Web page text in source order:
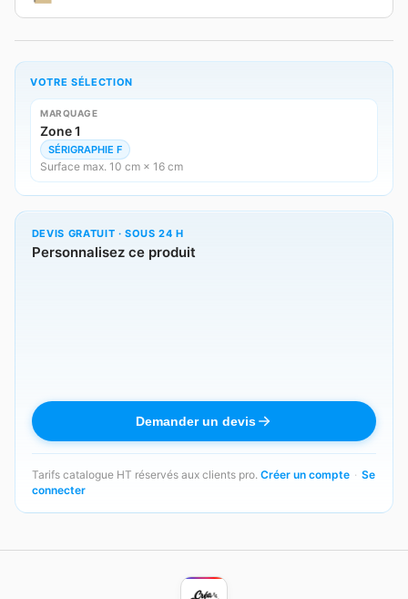
VOTRE SÉLECTION
MARQUAGE
Zone 1
SÉRIGRAPHIE F
Surface max. 10 cm × 16 cm
DEVIS GRATUIT · SOUS 24 H
Personnalisez ce produit
Demander un devis
Tarifs catalogue HT réservés aux clients pro. Créer un compte · Se
connecter